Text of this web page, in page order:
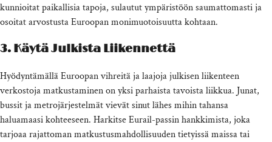
kunnioitat paikallisia tapoja, sulautut ympäristöön saumattomasti ja
osoitat arvostusta Euroopan monimuotoisuutta kohtaan.
3. Käytä Julkista Liikennettä
Hyödyntämällä Euroopan vihreitä ja laajoja julkisen liikenteen
verkostoja matkustaminen on yksi parhaista tavoista liikkua. Junat,
bussit ja metrojärjestelmät vievät sinut lähes mihin tahansa
haluamaasi kohteeseen. Harkitse Eurail-passin hankkimista, joka
tarjoaa rajattoman matkustusmahdollisuuden tietyissä maissa tai